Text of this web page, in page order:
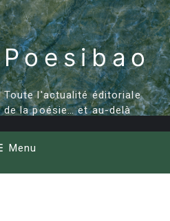
Poesibao
Toute l'actualité éditoriale
de la poésie… et au-delà
Menu